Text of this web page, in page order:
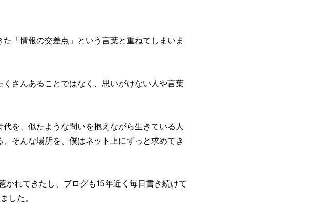
「情報の交差点」という言葉と重ねてしまいま
さんあることではなく、思いがけない人や言葉
を、似たような問いを抱えながら生きている人
そんな場所を、僕はネット上にずっと求めてき
れてきたし、ブログも15年近く毎日書き続けて
した。